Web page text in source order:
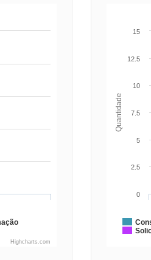
Highcharts.com
Quantidade
0
2.5
5
7.5
10
12.5
15